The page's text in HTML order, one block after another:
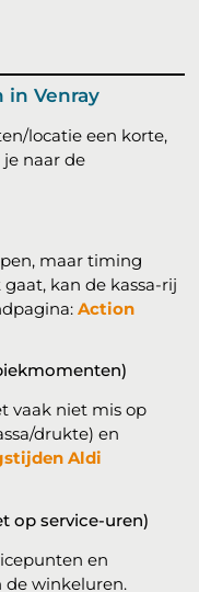
in Venray
locatie een korte,
je naar de
maar timing
gaat, kan de kassa-rij
Action
vaak niet mis op
drukte) en
Aldi
op service-uren)
en
winkeluren.